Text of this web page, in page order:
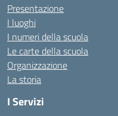
Presentazione
I luoghi
I numeri della scuola
Le carte della scuola
Organizzazione
La storia
I Servizi